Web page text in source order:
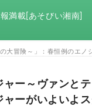
満載[あそびい湘南]
大冒険～」：春恒例のエ
ー～ヴァンと
ーがいよいよ